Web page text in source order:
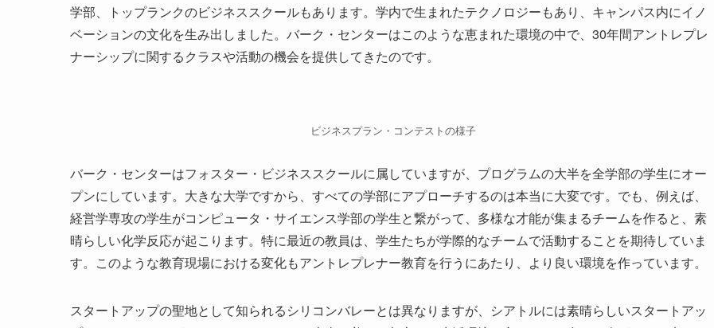
学部、トップランクのビジネススクールもあります。学内で生まれたテクノロジーもあり、キャンパス内にイノ
ベーションの文化を生み出しました。バーク・センターはこのような恵まれた環境の中で、30年間アントレプレ
ナーシップに関するクラスや活動の機会を提供してきたのです。
ビジネスプラン・コンテストの様子
バーク・センターはフォスター・ビジネススクールに属していますが、プログラムの大半を全学部の学生にオー
プンにしています。大きな大学ですから、すべての学部にアプローチするのは本当に大変です。でも、例えば、
経営学専攻の学生がコンピュータ・サイエンス学部の学生と繋がって、多様な才能が集まるチームを作ると、素
晴らしい化学反応が起こります。特に最近の教員は、学生たちが学際的なチームで活動することを期待していま
す。このような教育現場における変化もアントレプレナー教育を行うにあたり、より良い環境を作っています。
スタートアップの聖地として知られるシリコンバレーとは異なりますが、シアトルには素晴らしいスタートアッ